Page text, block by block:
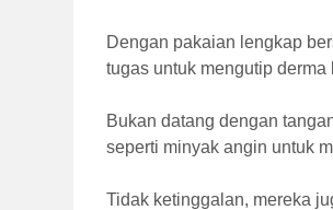
Dengan pakaian lengkap
tugas untuk mengutip
Bukan datang dengan
seperti minyak angin untuk
Tidak ketinggalan, mereka